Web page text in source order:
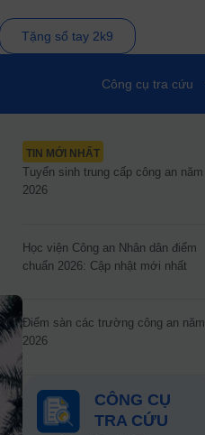
Tặng sổ tay 2k9
Công cụ tra cứu
TIN MỚI NHẤT
Tuyển sinh trung cấp công an năm
2026
Học viện Công an Nhân dân điểm
chuẩn 2026: Cập nhật mới nhất
Điểm sàn các trường công an năm
2026
CÔNG CỤ
TRA CỨU